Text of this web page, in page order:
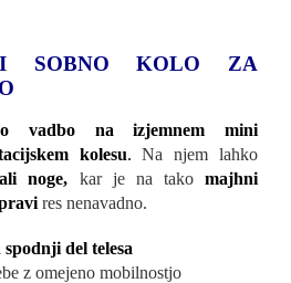
SOBNO KOLO ZA
vadbo na izjemnem mini
kolesu. Na njem lahko
noge, kar je na takomajhni
res nenavadno.
del telesa
z omejeno mobilnostjo